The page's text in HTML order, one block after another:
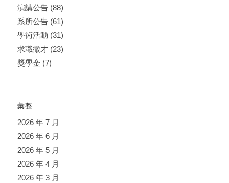
演講公告(88)
系所公告(61)
學術活動 (31)
求職徵才(23)
獎學金 (7)
彙整
2026 年 7 月
2026 年 6 月
2026 年 5 月
2026 年 4 月
2026 年 3 月